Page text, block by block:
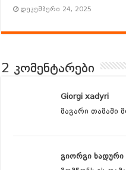
დეკემბერი 24, 2025
2 კომენტარები
Giorgi xadyri
მაგარი თამაში
გიორგი ხადური